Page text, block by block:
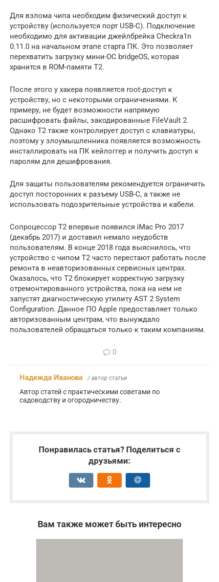
Для взлома чипа необходим физический доступ к
устройству (используется порт USB-C). Подключение
необходимо для активации джейлбрейка Checkra1n
0.11.0 на начальном этапе старта ПК. Это позволяет
перехватить загрузку мини-ОС bridgeOS, которая
хранится в ROM-памяти T2.
После этого у хакера появляется root-доступ к
устройству, но с некоторыми ограничениями. К
примеру, не будет возможности напрямую
расшифровать файлы, закодированные FileVault 2.
Однако T2 также контролирует доступ с клавиатуры,
поэтому у злоумышленника появляется возможность
инсталлировать на ПК кейлоггер и получить доступ к
паролям для дешифрования.
Для защиты пользователям рекомендуется ограничить
доступ посторонних к разъему USB-C, а также не
использовать подозрительные устройства и кабели.
Сопроцессор T2 впервые появился iMac Pro 2017
(декабрь 2017) и доставил немало неудобств
пользователям. В конце 2018 года выяснилось, что
устройство с чипом T2 часто перестают работать после
ремонта в неавторизованных сервисных центрах.
Оказалось, что T2 блокирует корректную загрузку
отремонтированного устройства, пока на нем не
запустят диагностическую утилиту AST 2 System
Configuration. Данное ПО Apple предоставляет только
авторизованным центрам, что вынуждало
пользователей обращаться только к таким компаниям.
0
Надежда Иванова / автор статьи
Автор статей с практическими советами по
садоводству и огородничеству.
Понравилась статья? Поделиться с
друзьями:
Вам также может быть интересно